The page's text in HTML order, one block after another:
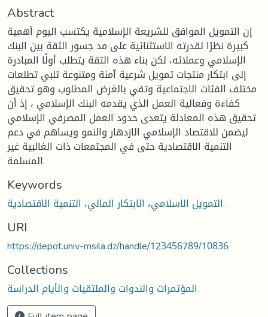
Abstract
إن التمويل الموافق للشريعة الإسلامية يكتسب اليوم أهمية
كبيرة نظرًا لقدرته الاستثنائية على مد جسور الثقة بين البنك
الإسلامي وعملائه، لكن بناء هذه الثقة يتطلب أولًا المبادرة
إلى ابتكار منتجات تمويل شرعية آمنة ومتنوعة تلبي تطلعات
مختلف الفئات الاجتماعية وتفي بالغرض المطلوب وهو تحقيق
كفاءة وفعالية العمل الذي يقدمه البنك الإسلامي ، إذ أن
تحقيق هذه المعادلة يتعدى حدود العمل المصرفي الإسلامي
ليضمن للاقتصاد الإسلامي الازدهار والنمو ويساهم في دعم
التنمية الاقتصادية حتى في المجتمعات ذات الغالبية غير
المسلمة.
Keywords
التمويل الاسلامي، الابتكار المالي، التنمية الاقتصادية.
URI
https://depot.univ-msila.dz/handle/123456789/10836
Collections
المؤتمرات والندوات والملتقيات والأيام الدراسة